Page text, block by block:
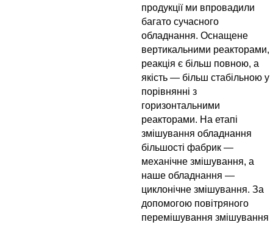
продукції ми впровадили
багато сучасного
обладнання. Оснащене
вертикальними реакторами,
реакція є більш повною, а
якість — більш стабільною у
порівнянні з
горизонтальними
реакторами. На етапі
змішування обладнання
більшості фабрик —
механічне змішування, а
наше обладнання —
циклонічне змішування. За
допомогою повітряного
перемішування змішування